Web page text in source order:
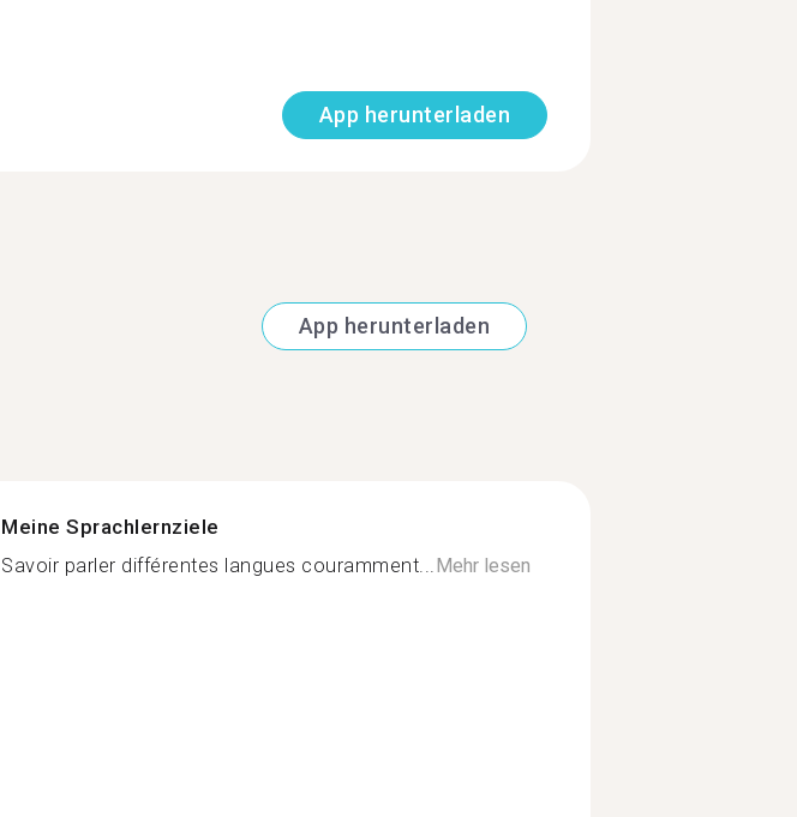
App herunterladen
App herunterladen
Meine Sprachlernziele
Savoir parler différentes langues couramment... Mehr lesen